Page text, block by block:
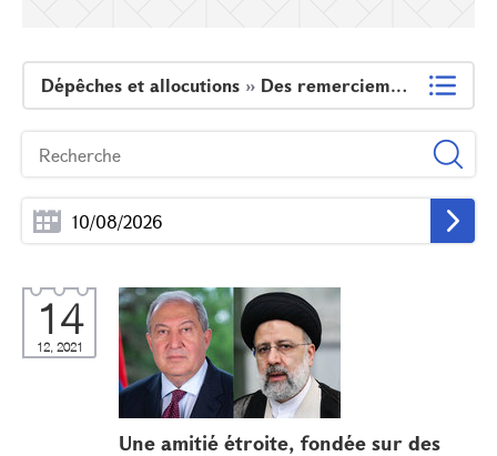
Dépêches et allocutions » Des remerciements
14
12, 2021
Une amitié étroite, fondée sur des